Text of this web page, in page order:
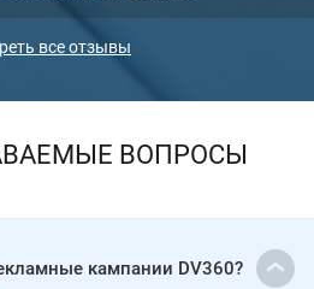
все отзывы
ВОПРОСЫ
кампании DV360?